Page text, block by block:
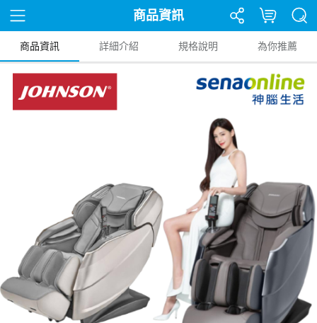
商品資訊
商品資訊 詳細介紹 規格說明 為你推薦